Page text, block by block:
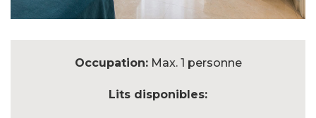
Occupation:Max. 1 personne
Lits disponibles: